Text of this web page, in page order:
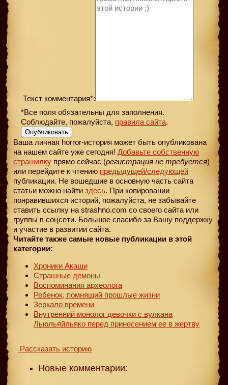
Текст комментария*:
*Все поля обязательны для заполнения.
Соблюдайте, пожалуйста, правила сайта.
Опубликовать
Ваша личная horror-история может быть опубликована
на нашем сайте уже сегодня! Добавьте собственную
страшилку прямо сейчас (регистрация не требуется)
или перейдите к чтению предыдущей/следующей
публикации. Не вошедшие в основную часть сайта
статьи можно найти здесь. При копировании
понравившихся историй, пожалуйста, не забывайте
ставить ссылку на strashno.com со своего сайта или
группы в соцсети. Большое спасибо за Вашу поддержку
и участие в развитии сайта.
Читайте также самые новые публикации в этой
категории:
Хроники Акаши
Страшные демоны
Воспоминания археолога
Ребенок, помнящий прошлые жизни
Зеркало времени
Внутренний монолог девочки с вулкана
Льюльяйльяко перед принесением ее в жертву
Рассказать историю
Новые комментарии: